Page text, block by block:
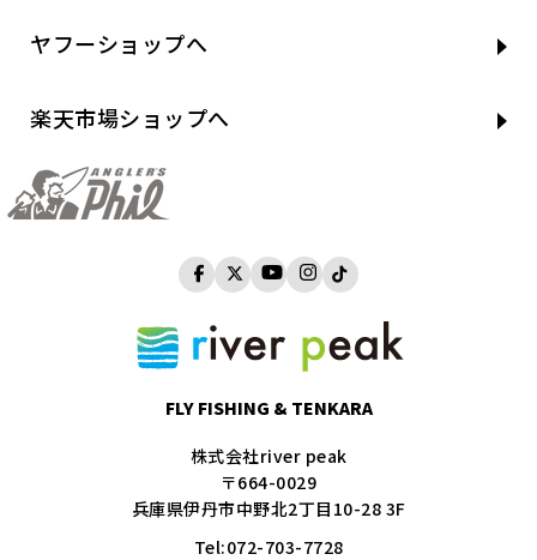
FLY FISHING & TENKARA
株式会社river peak
〒664-0029
兵庫県伊丹市中野北2丁目10-28 3F
Tel:072-703-7728
ヤフーショップへ
楽天市場ショップへ